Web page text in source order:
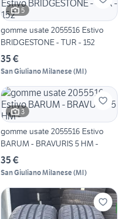
5
gomme usate 2055516 Estivo
BRIDGESTONE - TUR - 152
35 €
San Giuliano Milanese(MI)
3
gomme usate 2055516 Estivo
BARUM - BRAVURIS 5 HM -
35 €
San Giuliano Milanese(MI)